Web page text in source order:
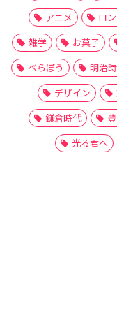
アニメ
ロ
雑学
お菓子
べらぼう
明治
デザイン
鎌倉時代
光る君へ